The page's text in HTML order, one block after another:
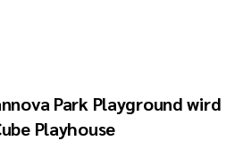
Park Playground wird
Playhouse